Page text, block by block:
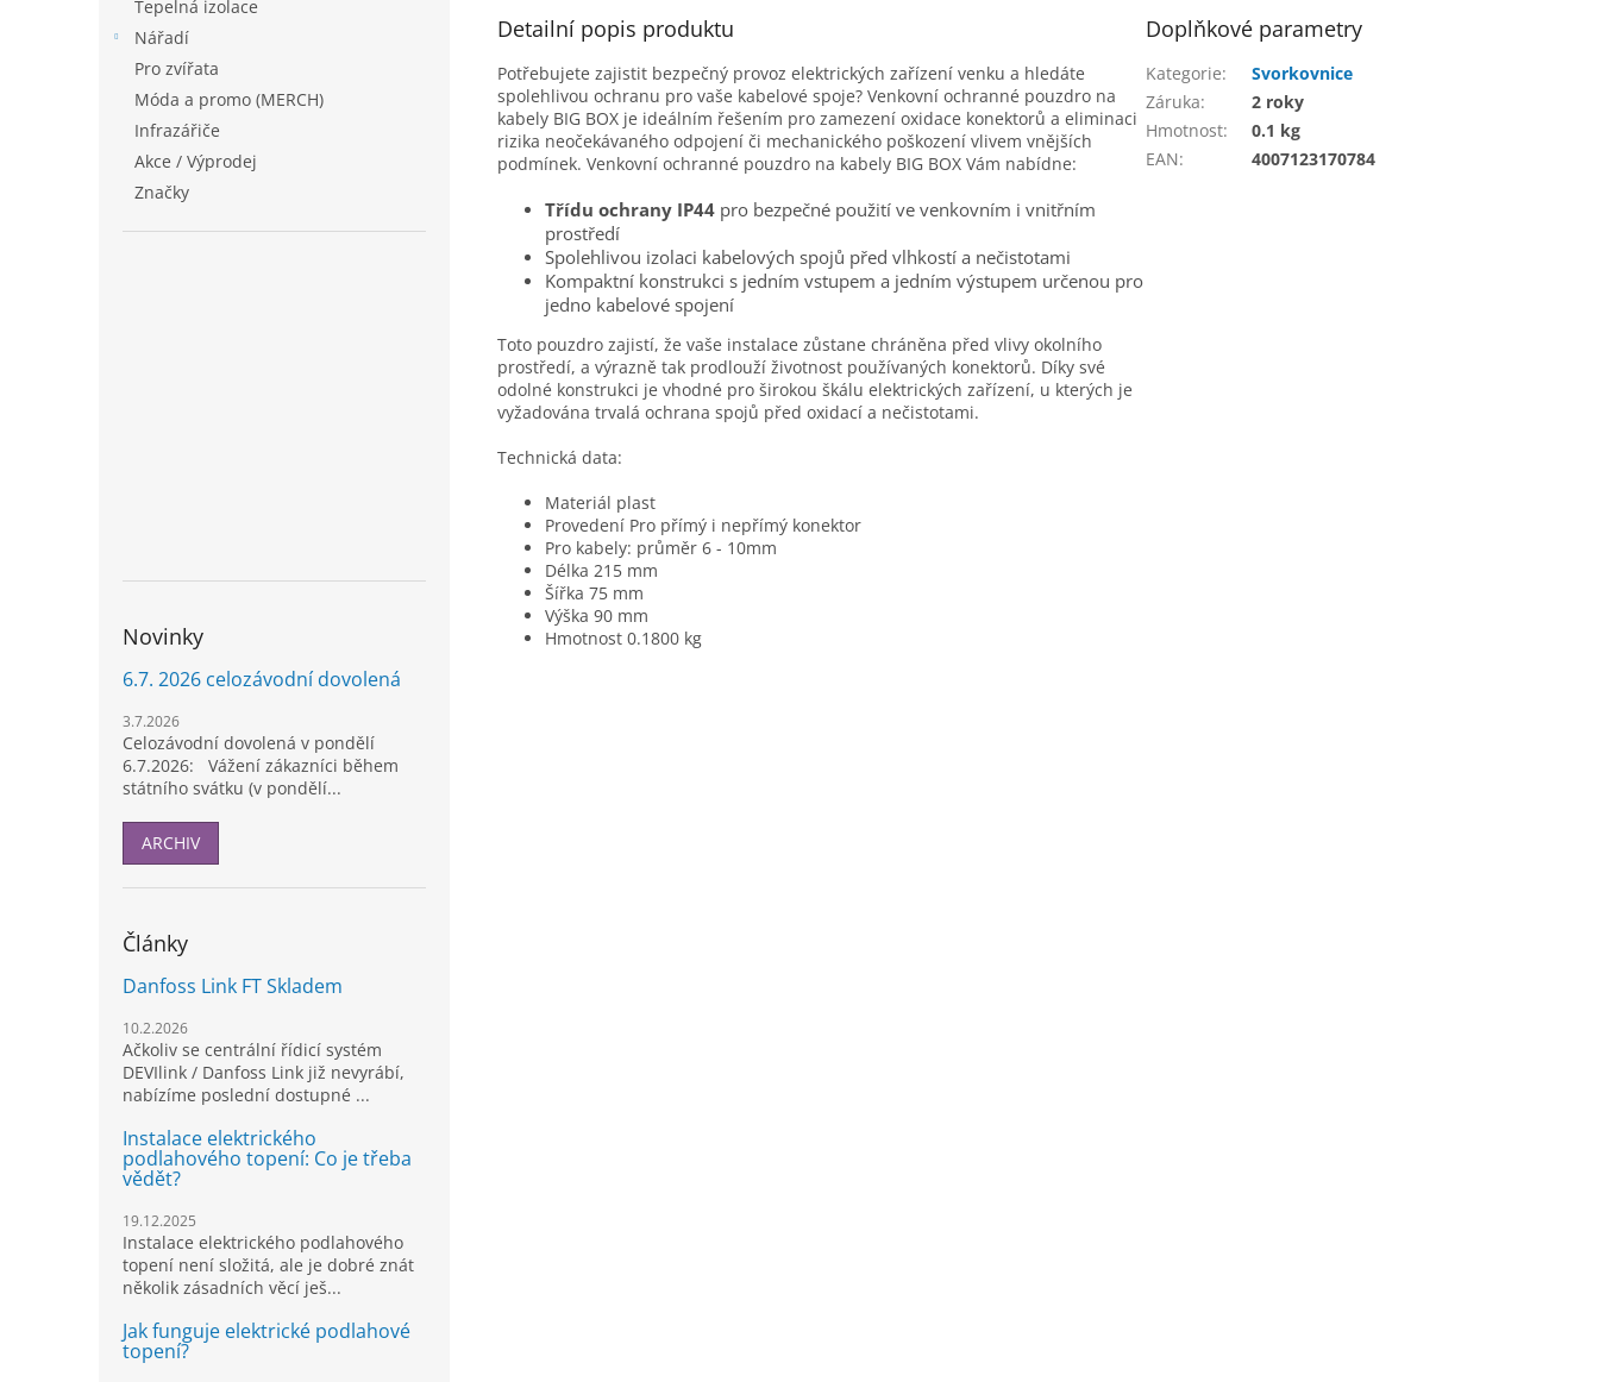
Tepelná izolace
Nářadí
Pro zvířata
Móda a promo (MERCH)
Infrazářiče
Akce / Výprodej
Značky
Novinky
6.7. 2026 celozávodní dovolená
3.7.2026
Celozávodní dovolená v pondělí
6.7.2026: Vážení zákazníci během
státního svátku (v pondělí...
ARCHIV
Články
Danfoss Link FT Skladem
10.2.2026
Ačkoliv se centrální řídicí systém
DEVIlink / Danfoss Link již nevyrábí,
nabízíme poslední dostupné ...
Instalace elektrického
podlahového topení: Co je třeba
vědět?
19.12.2025
Instalace elektrického podlahového
topení není složitá, ale je dobré znát
několik zásadních věcí ješ...
Jak funguje elektrické podlahové
topení?
Detailní popis produktu
Potřebujete zajistit bezpečný provoz elektrických zařízení venku a hledáte
spolehlivou ochranu pro vaše kabelové spoje? Venkovní ochranné pouzdro na
kabely BIG BOX je ideálním řešením pro zamezení oxidace konektorů a eliminaci
rizika neočekávaného odpojení či mechanického poškození vlivem vnějších
podmínek. Venkovní ochranné pouzdro na kabely BIG BOX Vám nabídne:
Třídu ochrany IP44 pro bezpečné použití ve venkovním i vnitřním
prostředí
Spolehlivou izolaci kabelových spojů před vlhkostí a nečistotami
Kompaktní konstrukci s jedním vstupem a jedním výstupem určenou pro
jedno kabelové spojení
Toto pouzdro zajistí, že vaše instalace zůstane chráněna před vlivy okolního
prostředí, a výrazně tak prodlouží životnost používaných konektorů. Díky své
odolné konstrukci je vhodné pro širokou škálu elektrických zařízení, u kterých je
vyžadována trvalá ochrana spojů před oxidací a nečistotami.
Technická data:
Materiál plast
Provedení Pro přímý i nepřímý konektor
Pro kabely: průměr 6 - 10mm
Délka 215 mm
Šířka 75 mm
Výška 90 mm
Hmotnost 0.1800 kg
Doplňkové parametry
Kategorie:
Svorkovnice
Záruka:
2 roky
Hmotnost:
0.1 kg
EAN: 4007123170784